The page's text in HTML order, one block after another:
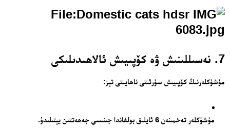
7. نەسىللىنىش ۋە كۆپىيىش ئالاھىدىلىكى
مۈشۈكلەرنىڭ كۆپىيىش سۈرئىتى ناھايىتى تېز:
مۈشۈكلەر تەخمىنەن 6 ئايلىق بولغاندا جىنسىي جەھەتتىن يېتىلىدۇ.